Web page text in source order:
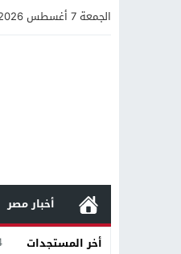
الجمعة 7 أغسطس 2026 - 3:54 صباحًا
أخبار مصر
أخر المستجدات